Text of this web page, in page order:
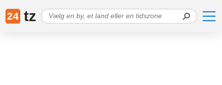
24 tz